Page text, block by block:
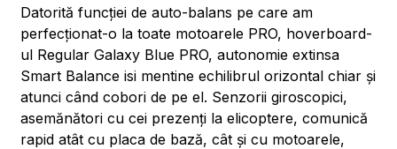
Datorită funcției de auto-balans pe care am
perfecționat-o la toate motoarele PRO, hoverboard-
ul Regular Galaxy Blue PRO, autonomie extinsa
Smart Balance isi mentine echilibrul orizontal chiar și
atunci când cobori de pe el. Senzorii giroscopici,
asemănători cu cei prezenți la elicoptere, comunică
rapid atât cu placa de bază, cât și cu motoarele,